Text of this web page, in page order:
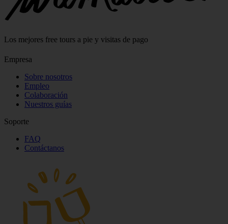
Los mejores free tours a pie y visitas de pago
Empresa
Sobre nosotros
Empleo
Colaboración
Nuestros guías
Soporte
FAQ
Contáctanos